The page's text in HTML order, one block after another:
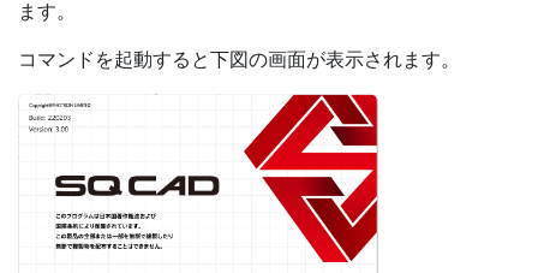
ます。
コマンドを起動すると下図の画面が表示されます。